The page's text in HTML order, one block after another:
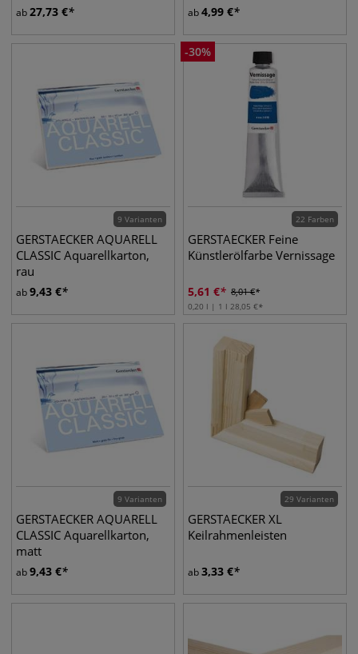
ab27,73 € ab4,99 €
9 Varianten
GERSTAECKER AQUARELL
CLASSIC Aquarellkarton,
rau
ab9,43 €
-30%
22 Farben
GERSTAECKER Feine
Künstlerölfarbe Vernissage
5,61 € 8,01€
0,20 l | 1 l 28,05 €
9 Varianten
GERSTAECKER AQUARELL
CLASSIC Aquarellkarton,
matt
ab9,43 €
29 Varianten
GERSTAECKER XL
Keilrahmenleisten
ab3,33 €